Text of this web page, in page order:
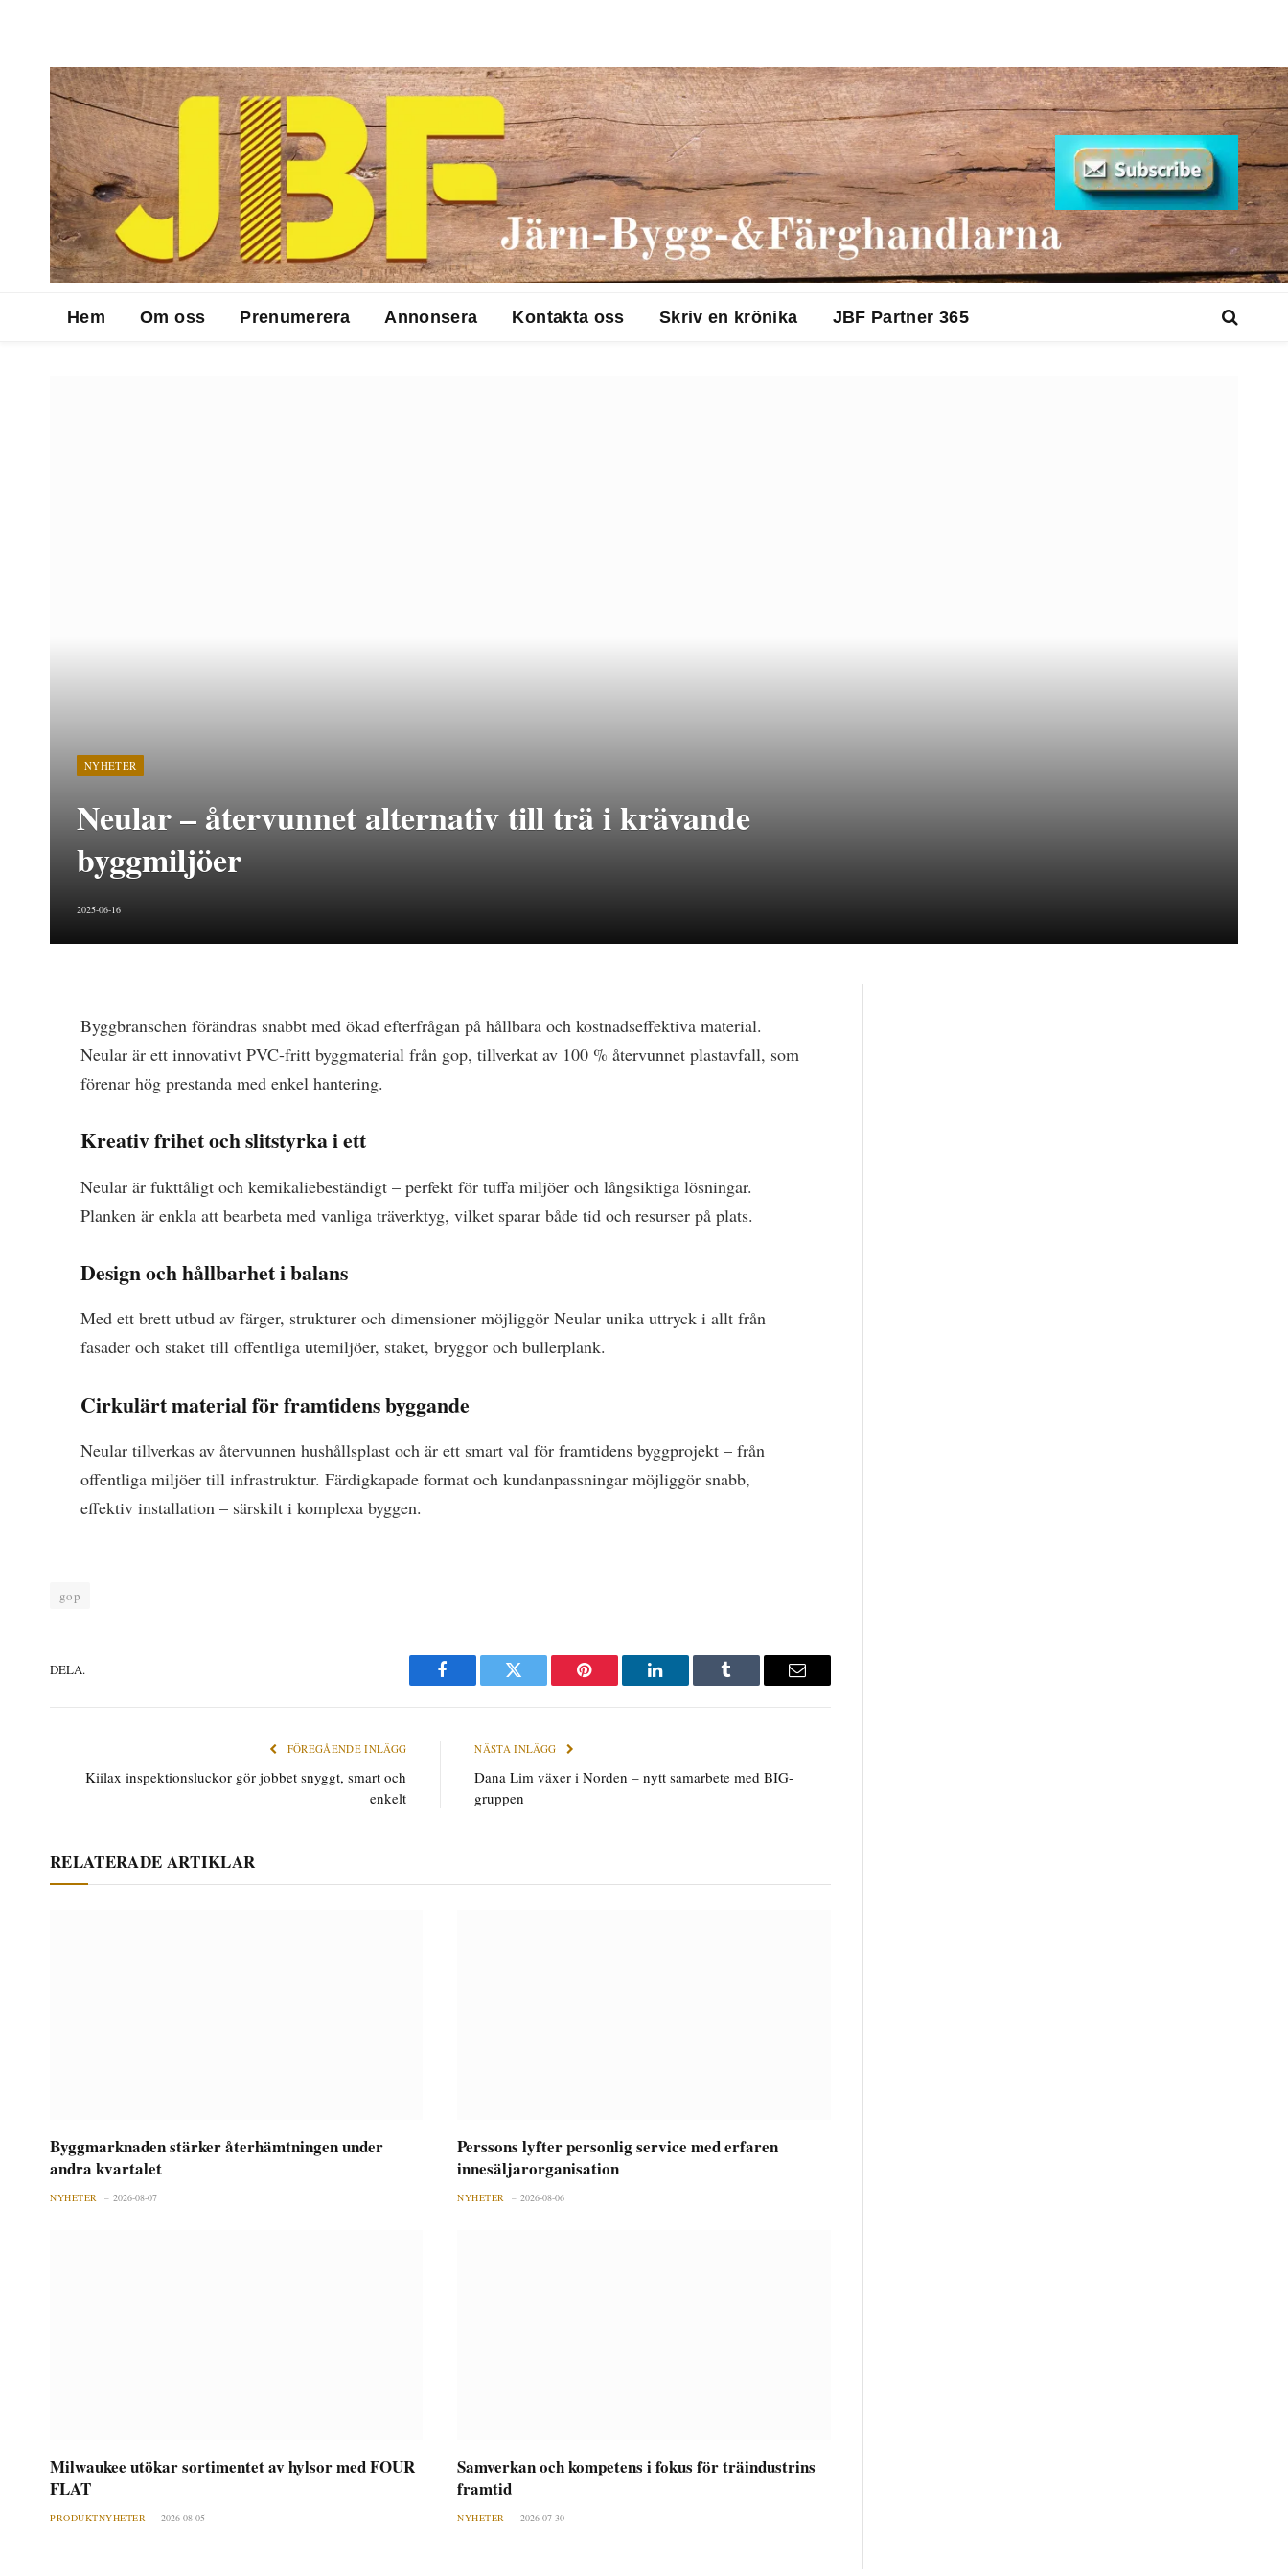
Hem Om oss Prenumerera Annonsera Kontakta oss Skriv en krönika JBF Partner 365
NYHETER
Neular – återvunnet alternativ till trä i krävande
byggmiljöer
2025-06-16
Byggbranschen förändras snabbt med ökad efterfrågan på hållbara och kostnadseffektiva material.
Neular är ett innovativt PVC-fritt byggmaterial från gop, tillverkat av 100 % återvunnet plastavfall, som
förenar hög prestanda med enkel hantering.
Kreativ frihet och slitstyrka i ett
Neular är fukttåligt och kemikaliebeständigt – perfekt för tuffa miljöer och långsiktiga lösningar.
Planken är enkla att bearbeta med vanliga träverktyg, vilket sparar både tid och resurser på plats.
Design och hållbarhet i balans
Med ett brett utbud av färger, strukturer och dimensioner möjliggör Neular unika uttryck i allt från
fasader och staket till offentliga utemiljöer, staket, bryggor och bullerplank.
Cirkulärt material för framtidens byggande
Neular tillverkas av återvunnen hushållsplast och är ett smart val för framtidens byggprojekt – från
offentliga miljöer till infrastruktur. Färdigkapade format och kundanpassningar möjliggör snabb,
effektiv installation – särskilt i komplexa byggen.
gop
DELA.
Facebook Twitter Pinterest LinkedIn Tumblr
E-
FÖREGÅENDE INLÄGG
Kiilax inspektionsluckor gör jobbet snyggt, smart och
enkelt
NÄSTA INLÄGG
Dana Lim växer i Norden – nytt samarbete med BIG-
gruppen
RELATERADE ARTIKLAR
Byggmarknaden stärker återhämtningen under
andra kvartalet
NYHETER 2026-08-07
Perssons lyfter personlig service med erfaren
innesäljarorganisation
NYHETER 2026-08-06
Milwaukee utökar sortimentet av hylsor med FOUR
FLAT
PRODUKTNYHETER 2026-08-05
Samverkan och kompetens i fokus för träindustrins
framtid
NYHETER 2026-07-30